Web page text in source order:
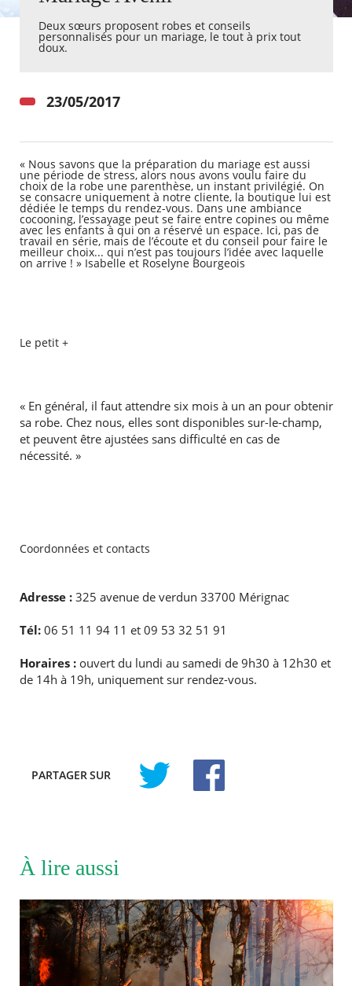
Eco
Watt
Agenda
Actualités
Espace de services en ligne
RECHERCHER ...
Deux sœurs proposent robes et conseils
personnalisés pour un mariage, le tout à prix tout
doux.
23/05/2017
« Nous savons que la préparation du mariage est aussi
une période de stress, alors nous avons voulu faire du
choix de la robe une parenthèse, un instant privilégié. On
se consacre uniquement à notre cliente, la boutique lui est
dédiée le temps du rendez-vous. Dans une ambiance
cocooning, l’essayage peut se faire entre copines ou même
avec les enfants à qui on a réservé un espace. Ici, pas de
travail en série, mais de l’écoute et du conseil pour faire le
meilleur choix... qui n’est pas toujours l’idée avec laquelle
on arrive ! » Isabelle et Roselyne Bourgeois
Le petit +
« En général, il faut attendre six mois à un an pour obtenir
sa robe. Chez nous, elles sont disponibles sur-le-champ,
et peuvent être ajustées sans difficulté en cas de
nécessité. »
Coordonnées et contacts
Adresse :325 avenue de verdun 33700 Mérignac
Tél:06 51 11 94 11 et 09 53 32 51 91
Horaires :ouvert du lundi au samedi de 9h30 à 12h30 et
de 14h à 19h, uniquement sur rendez-vous.
PARTAGERSUR
À lire aussi